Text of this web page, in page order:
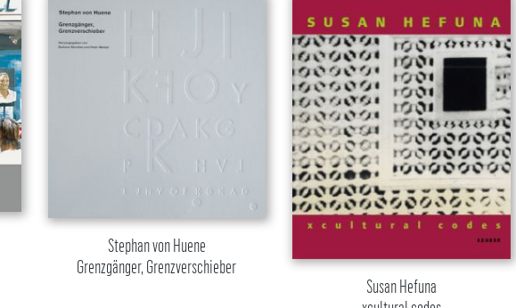
Stephan von Huene
Grenzgänger, Grenzverschieber
Susan Hefuna